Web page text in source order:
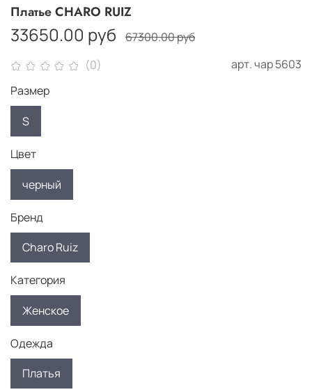
(0) арт.чар 5603
Платье CHARO RUIZ
33650.00 руб 67300.00 руб
Размер
S
Цвет
черный
Бренд
Charo Ruiz
Категория
Женское
Одежда
Платья